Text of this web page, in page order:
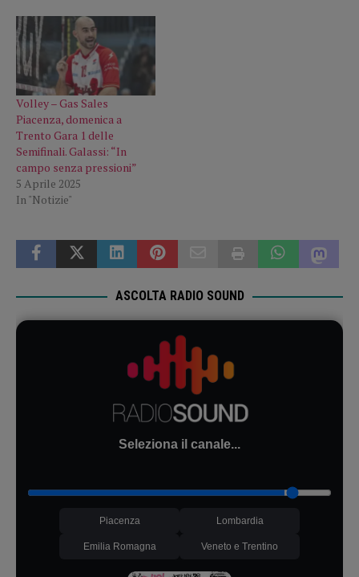
Volley – Gas Sales
Piacenza, domenica a
Trento Gara 1 delle
Semifinali. Galassi: “In
campo senza pressioni”
5 Aprile 2025
In "Notizie"
ASCOLTA RADIO SOUND
Seleziona il canale...
Piacenza Lombardia
Emilia Romagna Veneto e Trentino